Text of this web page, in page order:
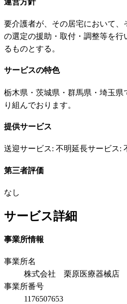
運営方針
要介護者が、その居宅において
の選定の援助・取付・調整等を
るものとする。
サービスの特色
栃木県・茨城県・群馬県・埼玉県
り組んでおります。
提供サービス
送迎サービス: 不明延長サービス:
第三者評価
なし
サービス詳細
事業所情報
事業所名
株式会社 栗原医療器械店
事業所番号
1176507653